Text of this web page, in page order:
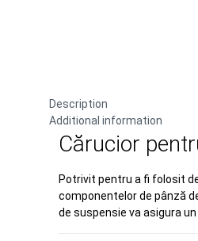
Description
Additional information
Cărucior
Potrivit pentru a fi folosit
componentelor de pânză
de suspensie va asigura